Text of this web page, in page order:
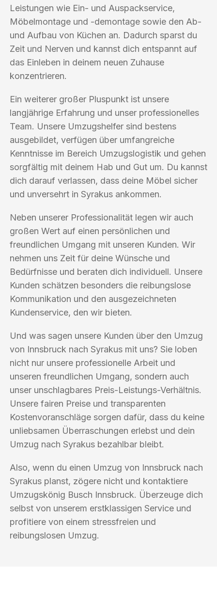
Leistungen wie Ein- und Auspackservice,
Möbelmontage und -demontage sowie den Ab-
und Aufbau von Küchen an. Dadurch sparst du
Zeit und Nerven und kannst dich entspannt auf
das Einleben in deinem neuen Zuhause
konzentrieren.
Ein weiterer großer Pluspunkt ist unsere
langjährige Erfahrung und unser professionelles
Team. Unsere Umzugshelfer sind bestens
ausgebildet, verfügen über umfangreiche
Kenntnisse im Bereich Umzugslogistik und gehen
sorgfältig mit deinem Hab und Gut um. Du kannst
dich darauf verlassen, dass deine Möbel sicher
und unversehrt in Syrakus ankommen.
Neben unserer Professionalität legen wir auch
großen Wert auf einen persönlichen und
freundlichen Umgang mit unseren Kunden. Wir
nehmen uns Zeit für deine Wünsche und
Bedürfnisse und beraten dich individuell. Unsere
Kunden schätzen besonders die reibungslose
Kommunikation und den ausgezeichneten
Kundenservice, den wir bieten.
Und was sagen unsere Kunden über den Umzug
von Innsbruck nach Syrakus mit uns? Sie loben
nicht nur unsere professionelle Arbeit und
unseren freundlichen Umgang, sondern auch
unser unschlagbares Preis-Leistungs-Verhältnis.
Unsere fairen Preise und transparenten
Kostenvoranschläge sorgen dafür, dass du keine
unliebsamen Überraschungen erlebst und dein
Umzug nach Syrakus bezahlbar bleibt.
Also, wenn du einen Umzug von Innsbruck nach
Syrakus planst, zögere nicht und kontaktiere
Umzugskönig Busch Innsbruck. Überzeuge dich
selbst von unserem erstklassigen Service und
profitiere von einem stressfreien und
reibungslosen Umzug.